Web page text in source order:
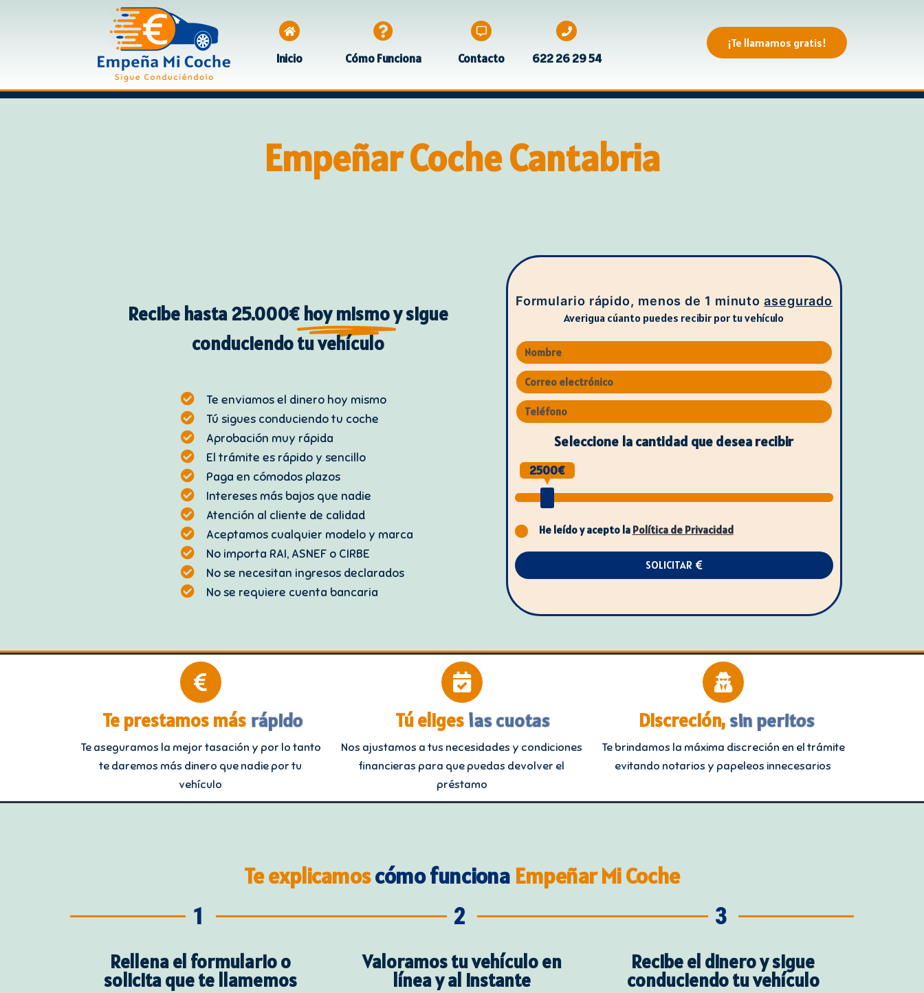
Inicio Cómo Funciona Contacto 622 26 29 54
¡Te llamamos gratis!
Empeñar Coche Cantabria
Recibe hasta 25.000€ hoy mismoy sigue
conduciendo tu vehículo
Te enviamos el dinero hoy mismo
Tú sigues conduciendo tu coche
Aprobación muy rápida
El trámite es rápido y sencillo
Paga en cómodos plazos
Intereses más bajos que nadie
Atención al cliente de calidad
Aceptamos cualquier modelo y marca
No importa RAI, ASNEF o CIRBE
No se necesitan ingresos declarados
No se requiere cuenta bancaria
Formulario rápido, menos de 1 minutoasegurado
Averigua cúanto puedes recibir por tu vehículo
Seleccione la cantidad que desea recibir
2500
He leído y acepto la Política de Privacidad
SOLICITAR
Te prestamos más rápido
Te aseguramos la mejor tasación y por lo tanto
te daremos más dinero que nadie por tu
vehículo
Tú eliges las cuotas
Nos ajustamos a tus necesidades y condiciones
financieras para que puedas devolver el
préstamo
Discreción, sin peritos
Te brindamos la máxima discreción en el trámite
evitando notarios y papeleos innecesarios
Te explicamoscómo funciona Empeñar Mi Coche
1
Rellena el formulario o
solicita que te llamemos
2
Valoramos tu vehículo en
línea y al instante
3
Recibe el dinero y sigue
conduciendo tu vehículo